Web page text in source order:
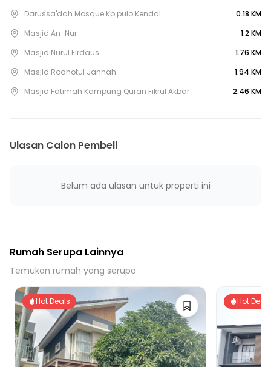
25 menit ke Gerbang Tol Cakung 2
25 menit ke Stasiun Klender Baru
Darussa'dah Mosque Kp.pulo Kendal
0.18 KM
Masjid An-Nur
1.2 KM
Masjid Nurul Firdaus
1.76 KM
Masjid Rodhotul Jannah
1.94 KM
Masjid Fatimah Kampung Quran Fikrul Akbar
2.46 KM
Ulasan Calon Pembeli
Belum ada ulasan untuk properti ini
Rumah Serupa Lainnya
Temukan rumah yang serupa
Hot Deals Hot Deals